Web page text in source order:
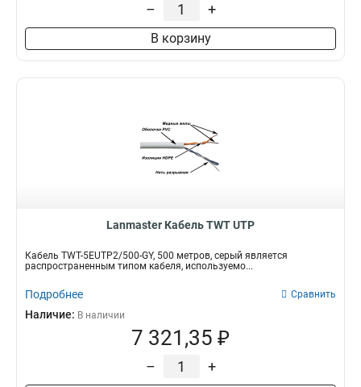
– +
В корзину
Lanmaster Кабель TWT UTP
Кабель TWT-5EUTP2/500-GY, 500 метров, серый является
распространенным типом кабеля, используемо...
Подробнее Сравнить
Наличие: В наличии
7 321,35 ₽
– +